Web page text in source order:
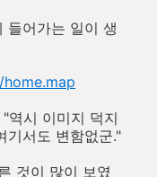
들어가는 일이 생
역시 이미지 덕지
기서도 변함없군."
것이 많이 보였